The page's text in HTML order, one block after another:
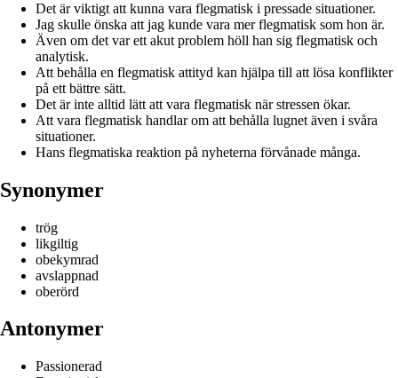
Det är viktigt att kunna vara flegmatisk i pressade situationer.
Jag skulle önska att jag kunde vara mer flegmatisk som hon är.
Även om det var ett akut problem höll han sig flegmatisk och
analytisk.
Att behålla en flegmatisk attityd kan hjälpa till att lösa konflikter
på ett bättre sätt.
Det är inte alltid lätt att vara flegmatisk när stressen ökar.
Att vara flegmatisk handlar om att behålla lugnet även i svåra
situationer.
Hans flegmatiska reaktion på nyheterna förvånade många.
Synonymer
trög
likgiltig
obekymrad
avslappnad
oberörd
Antonymer
Passionerad